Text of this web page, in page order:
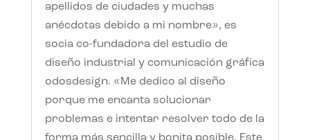
apellidos de ciudades y muchas
anécdotas debido a mi nombre», es
socia co-fundadora del estudio de
diseño industrial y comunicación gráfica
odosdesign. «Me dedico al diseño
porque me encanta solucionar
problemas e intentar resolver todo de la